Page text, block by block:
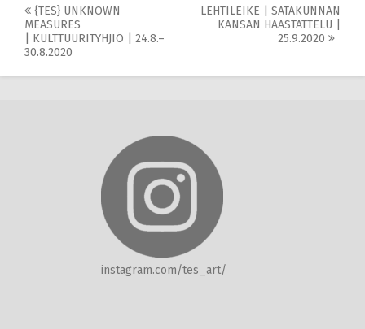
Post
navigation
{TES} UNKNOWN
MEASURES
| KULTTUURITYHJIÖ | 24.8.–
30.8.2020
LEHTILEIKE | SATAKUNNAN
KANSAN HAASTATTELU |
25.9.2020
instagram.com/tes_art/